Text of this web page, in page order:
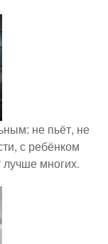
не пьёт, не
с ребёнком
лучше многих.